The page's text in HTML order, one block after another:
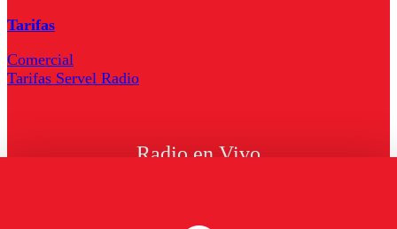
Tarifas
Comercial
Tarifas Servel Radio
Radio en Vivo